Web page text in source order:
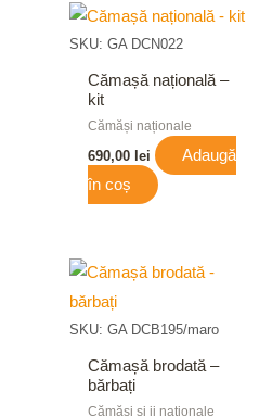
SKU: GA DCN022
Cămașă națională –
kit
Cămăși naționale
690,00 lei
Adaugă
în coș
SKU: GA DCB195/maro
Cămașă brodată –
bărbați
Cămăși și ii naționale